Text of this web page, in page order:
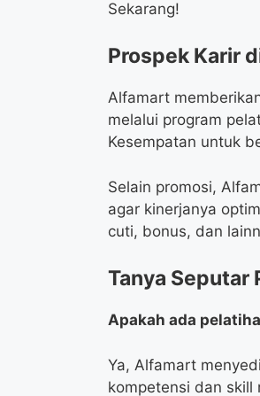
Sekarang!
Prospek Karir
Alfamart
melalui program
Kesempatan untuk
Selain promosi,
agar kinerjanya
cuti, bonus, dan
Tanya Seputar
Apakah ada
Ya, Alfamart
kompetensi dan skill